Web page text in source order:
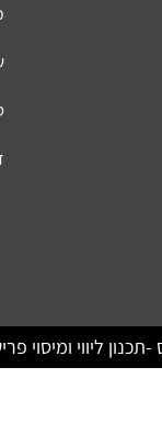
ליווי ומיסוי